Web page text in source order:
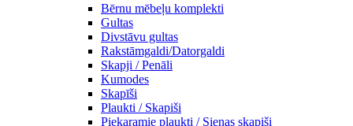
Bērnu mēbeļu komplekti
Gultas
Divstāvu gultas
Rakstāmgaldi/Datorgaldi
Skapji / Penāli
Kumodes
Skapīši
Plaukti / Skapiši
Piekaramie plaukti / Sienas skapiši